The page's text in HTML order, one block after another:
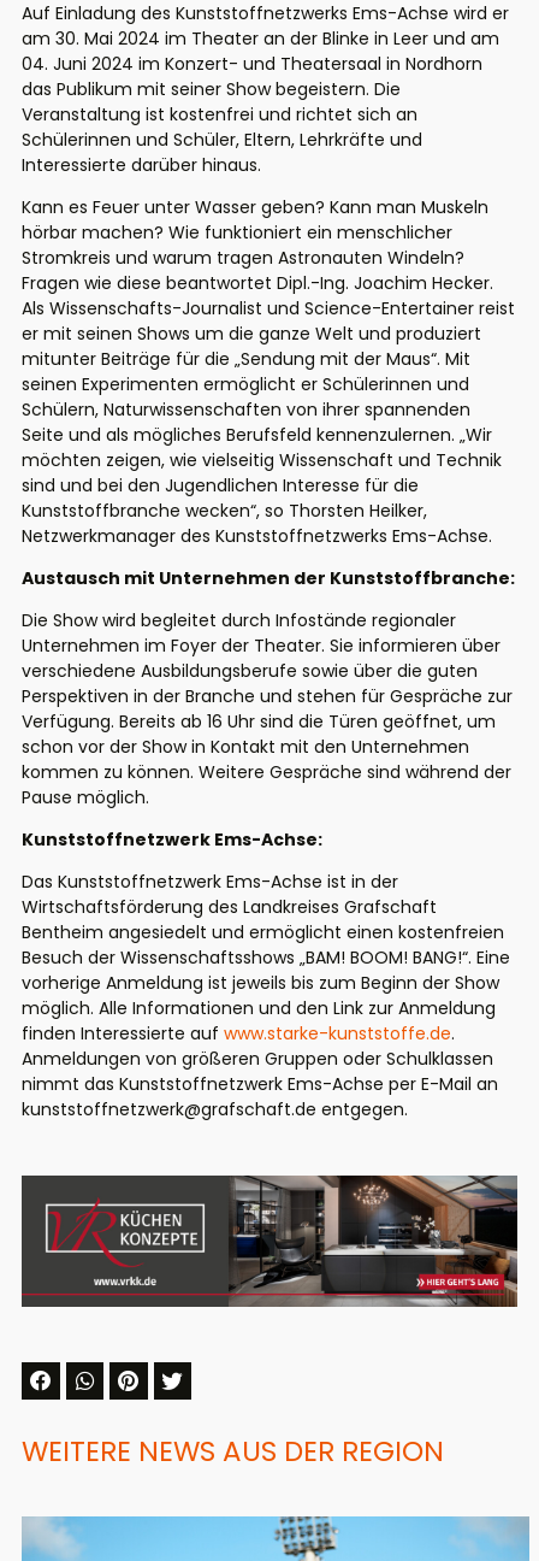
Auf Einladung des Kunststoffnetzwerks Ems-Achse wird er
am 30. Mai 2024 im Theater an der Blinke in Leer und am
04. Juni 2024 im Konzert- und Theatersaal in Nordhorn
das Publikum mit seiner Show begeistern. Die
Veranstaltung ist kostenfrei und richtet sich an
Schülerinnen und Schüler, Eltern, Lehrkräfte und
Interessierte darüber hinaus.
Kann es Feuer unter Wasser geben? Kann man Muskeln
hörbar machen? Wie funktioniert ein menschlicher
Stromkreis und warum tragen Astronauten Windeln?
Fragen wie diese beantwortet Dipl.-Ing. Joachim Hecker.
Als Wissenschafts-Journalist und Science-Entertainer reist
er mit seinen Shows um die ganze Welt und produziert
mitunter Beiträge für die „Sendung mit der Maus“. Mit
seinen Experimenten ermöglicht er Schülerinnen und
Schülern, Naturwissenschaften von ihrer spannenden
Seite und als mögliches Berufsfeld kennenzulernen. „Wir
möchten zeigen, wie vielseitig Wissenschaft und Technik
sind und bei den Jugendlichen Interesse für die
Kunststoffbranche wecken“, so Thorsten Heilker,
Netzwerkmanager des Kunststoffnetzwerks Ems-Achse.
Austausch mit Unternehmen der Kunststoffbranche:
Die Show wird begleitet durch Infostände regionaler
Unternehmen im Foyer der Theater. Sie informieren über
verschiedene Ausbildungsberufe sowie über die guten
Perspektiven in der Branche und stehen für Gespräche zur
Verfügung. Bereits ab 16 Uhr sind die Türen geöffnet, um
schon vor der Show in Kontakt mit den Unternehmen
kommen zu können. Weitere Gespräche sind während der
Pause möglich.
Kunststoffnetzwerk Ems-Achse:
Das Kunststoffnetzwerk Ems-Achse ist in der
Wirtschaftsförderung des Landkreises Grafschaft
Bentheim angesiedelt und ermöglicht einen kostenfreien
Besuch der Wissenschaftsshows „BAM! BOOM! BANG!“. Eine
vorherige Anmeldung ist jeweils bis zum Beginn der Show
möglich. Alle Informationen und den Link zur Anmeldung
finden Interessierte auf www.starke-kunststoffe.de.
Anmeldungen von größeren Gruppen oder Schulklassen
nimmt das Kunststoffnetzwerk Ems-Achse per E-Mail an
kunststoffnetzwerk@grafschaft.de entgegen.
WEITERE NEWS AUS DER REGION